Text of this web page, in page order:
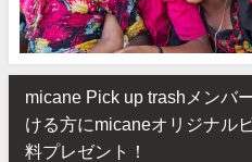
micane Pick up trashメンバ
ける方にmicaneオリジナル
料プレゼント！